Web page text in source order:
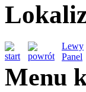
Lewy
Panel
Menu